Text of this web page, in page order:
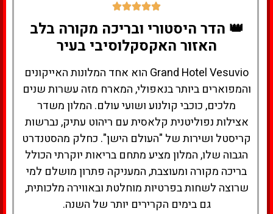
👑 הדר היסטורי ובריכה מקורה בלב
האזור האקסקלוסיבי בעיר
Grand Hotel Vesuvio הוא אחד המלונות האייקונים
והמפוארים ביותר בנאפולי, המארח מזה עשרות שנים
מלכים, כוכבי קולנוע ושועי עולם. המלון משדר
אצילות נפוליטנית קלאסית עם ריהוט עתיק, נברשות
קריסטל ושירות של "העולם הישן". כחלק מהסטנדרט
הגבוה שלו, המלון מציע מתחם בריאות יוקרתי הכולל
בריכה מקורה ומעוצבת, המעניקה פתרון מושלם למי
שרוצה לשחות בפרטיות מוחלטת ובאווירה מלכותית,
גם בימים הקרירים יותר של השנה.